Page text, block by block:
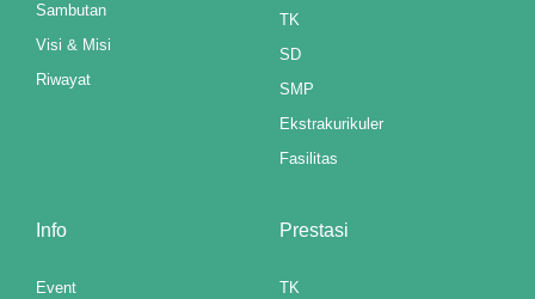
Sambutan
Visi & Misi
Riwayat
TK
SD
SMP
Ekstrakurikuler
Fasilitas
Info
Event
Prestasi
TK